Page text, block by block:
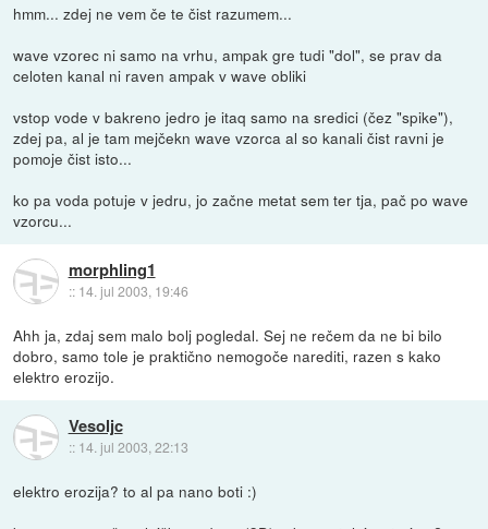
hmm... zdej ne vem če te čist razumem...
wave vzorec ni samo na vrhu, ampak gre tudi "dol", se prav da
celoten kanal ni raven ampak v wave obliki
vstop vode v bakreno jedro je itaq samo na sredici (čez "spike"),
zdej pa, al je tam mejčekn wave vzorca al so kanali čist ravni je
pomoje čist isto...
ko pa voda potuje v jedru, jo začne metat sem ter tja, pač po wave
vzorcu...
morphling1
:: 14. jul 2003, 19:46
Ahh ja, zdaj sem malo bolj pogledal. Sej ne rečem da ne bi bilo
dobro, samo tole je praktično nemogoče narediti, razen s kako
elektro erozijo.
Vesoljc
:: 14. jul 2003, 22:13
elektro erozija? to al pa nano boti :)